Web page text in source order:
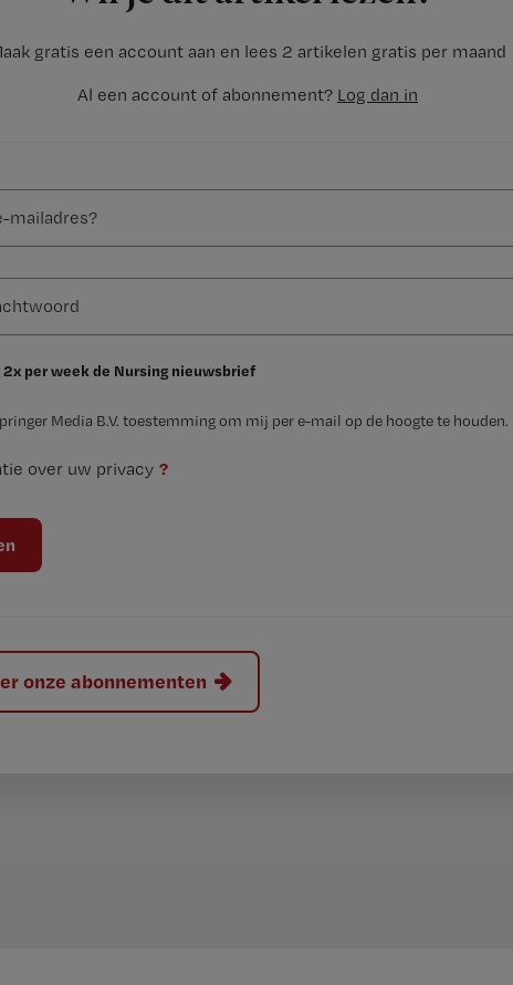
gratis een account aan en lees 2 artikelen gratis per maand
Al een account of abonnement? Log dan in
2x per week de Nursing nieuwsbrief
Media B.V. toestemming om mij per e-mail op de hoogte te houden.
over uw privacy ?
onze abonnementen